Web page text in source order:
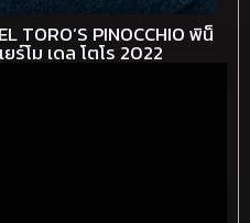
TORO’S PINOCCHIO พิน็
โม เดล โตโร 2022